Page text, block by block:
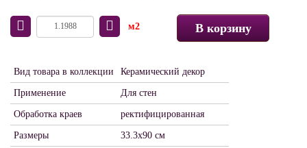
м2 В корзину
Вид товара в коллекции Керамический декор
Применение Для стен
Обработка краев ректифицированная
Размеры 33.3х90 см